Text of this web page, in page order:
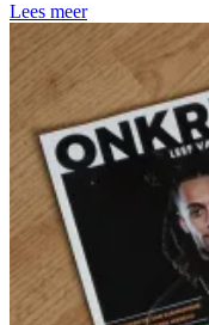
Lees meer